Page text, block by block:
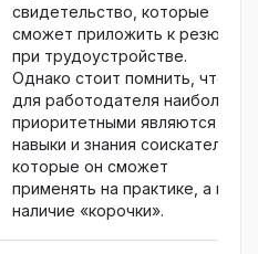
свидетельство, которые
сможет приложить к резюме
при трудоустройстве.
Однако стоит помнить, что
для работодателя наиболее
приоритетными являются
навыки и знания соискателя,
которые он сможет
применять на практике, а не
наличие «корочки».